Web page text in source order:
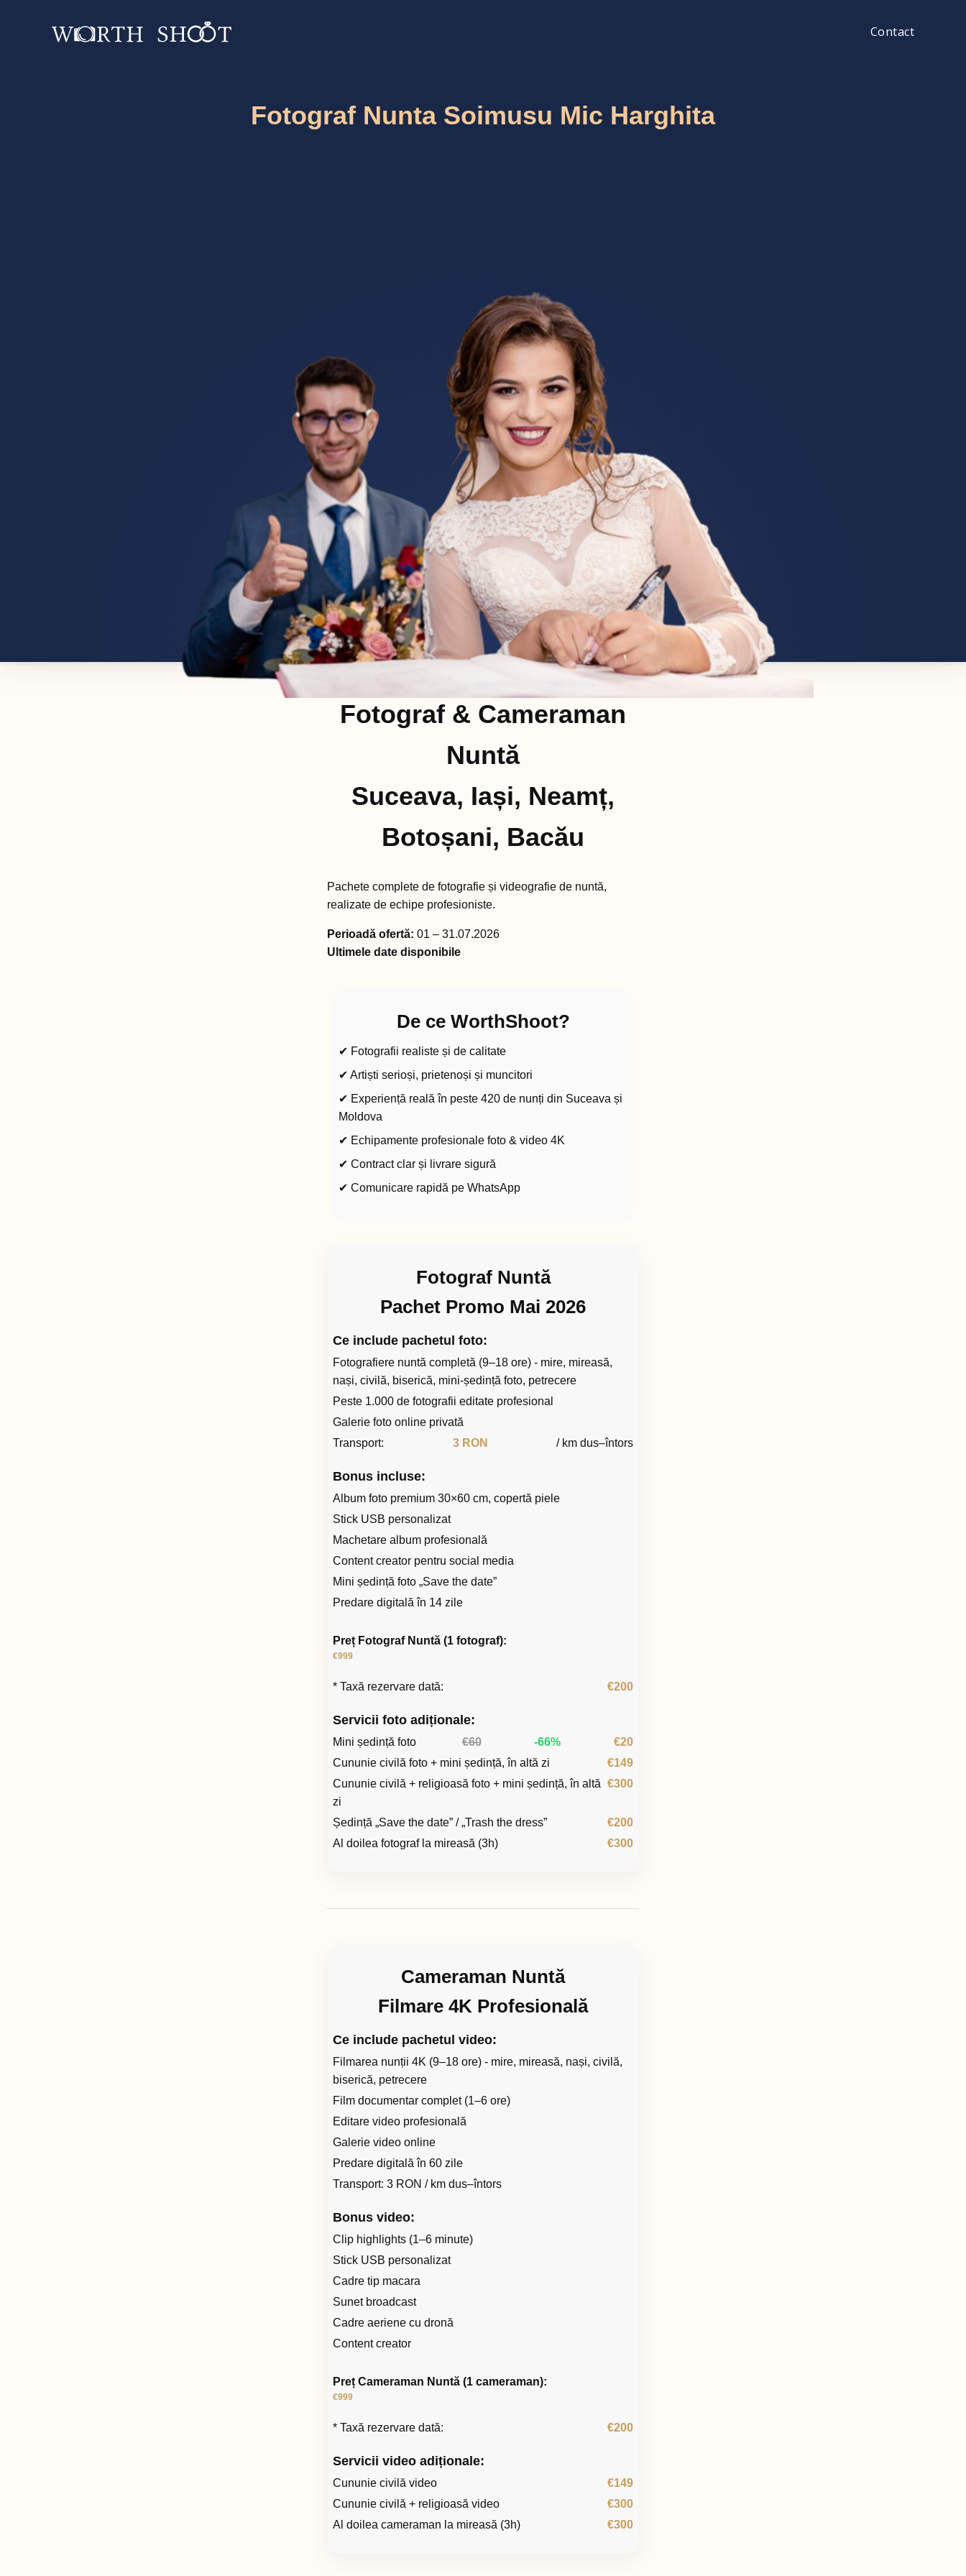
Contact
Fotograf Nunta Soimusu Mic Harghita
Fotograf & Cameraman
Nuntă
Suceava, Iași, Neamț,
Botoșani, Bacău
Pachete complete de fotografie și videografie de nuntă,
realizate de echipe profesioniste.
Perioadă ofertă: 01 – 31.07.2026
Ultimele date disponibile
De ce WorthShoot?
✔ Fotografii realiste și de calitate
✔ Artiști serioși, prietenoși și muncitori
✔ Experiență reală în peste 420 de nunți din Suceava și
Moldova
✔ Echipamente profesionale foto & video 4K
✔ Contract clar și livrare sigură
✔ Comunicare rapidă pe WhatsApp
Fotograf Nuntă
Pachet Promo Mai 2026
Ce include pachetul foto:
Fotografiere nuntă completă (9–18 ore) - mire, mireasă,
nași, civilă, biserică, mini-ședință foto, petrecere
Peste 1.000 de fotografii editate profesional
Galerie foto online privată
Transport:
3 RON / km dus–întors
Bonus incluse:
Album foto premium 30×60 cm, copertă piele
Stick USB personalizat
Machetare album profesională
Content creator pentru social media
Mini ședință foto „Save the date”
Predare digitală în 14 zile
Preț Fotograf Nuntă (1 fotograf):
€999
* Taxă rezervare dată: €200
Servicii foto adiționale:
Mini ședință foto €60 -66%
€20
Cununie civilă foto + mini ședință, în altă zi
€149
Cununie civilă + religioasă foto + mini ședință, în altă
zi
€300
Ședință „Save the date” / „Trash the dress”
€200
Al doilea fotograf la mireasă (3h)
€300
Cameraman Nuntă
Filmare 4K Profesională
Ce include pachetul video:
Filmarea nunții 4K (9–18 ore) - mire, mireasă, nași, civilă,
biserică, petrecere
Film documentar complet (1–6 ore)
Editare video profesională
Galerie video online
Predare digitală în 60 zile
Transport: 3 RON / km dus–întors
Bonus video:
Clip highlights (1–6 minute)
Stick USB personalizat
Cadre tip macara
Sunet broadcast
Cadre aeriene cu dronă
Content creator
Preț Cameraman Nuntă (1 cameraman):
€999
* Taxă rezervare dată: €200
Servicii video adiționale:
Cununie civilă video
€149
Cununie civilă + religioasă video
€300
Al doilea cameraman la mireasă (3h)
€300